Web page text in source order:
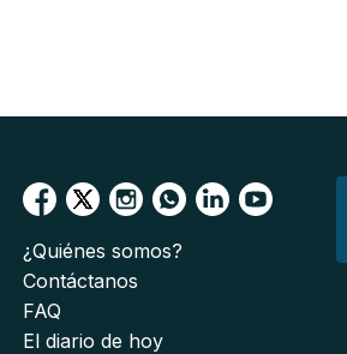
¿Quiénes somos?
Contáctanos
FAQ
El diario de hoy